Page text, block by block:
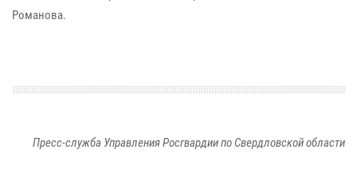
Романова.
Пресс-служба Управления Росгвардии по Свердловской области